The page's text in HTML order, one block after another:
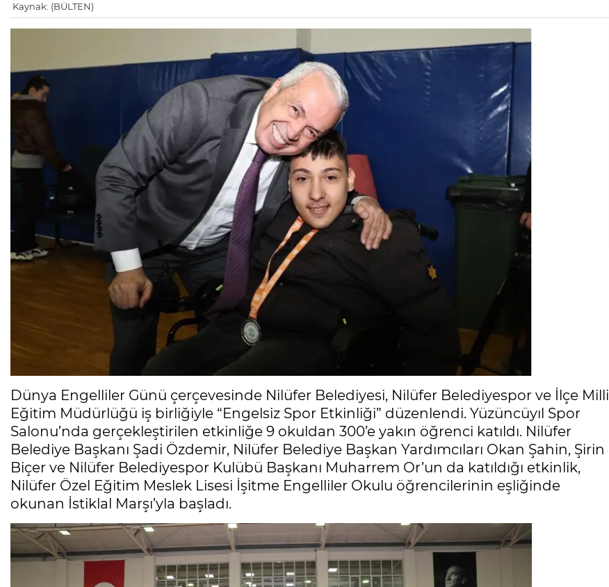
Kaynak: (BÜLTEN)
Dünya Engelliler Günü çerçevesinde Nilüfer Belediyesi, Nilüfer Belediyespor ve İlçe Milli
Eğitim Müdürlüğü iş birliğiyle “Engelsiz Spor Etkinliği” düzenlendi. Yüzüncüyıl Spor
Salonu’nda gerçekleştirilen etkinliğe 9 okuldan 300’e yakın öğrenci katıldı. Nilüfer
Belediye Başkanı Şadi Özdemir, Nilüfer Belediye Başkan Yardımcıları Okan Şahin, Şirin
Biçer ve Nilüfer Belediyespor Kulübü Başkanı Muharrem Or’un da katıldığı etkinlik,
Nilüfer Özel Eğitim Meslek Lisesi İşitme Engelliler Okulu öğrencilerinin eşliğinde
okunan İstiklal Marşı’yla başladı.